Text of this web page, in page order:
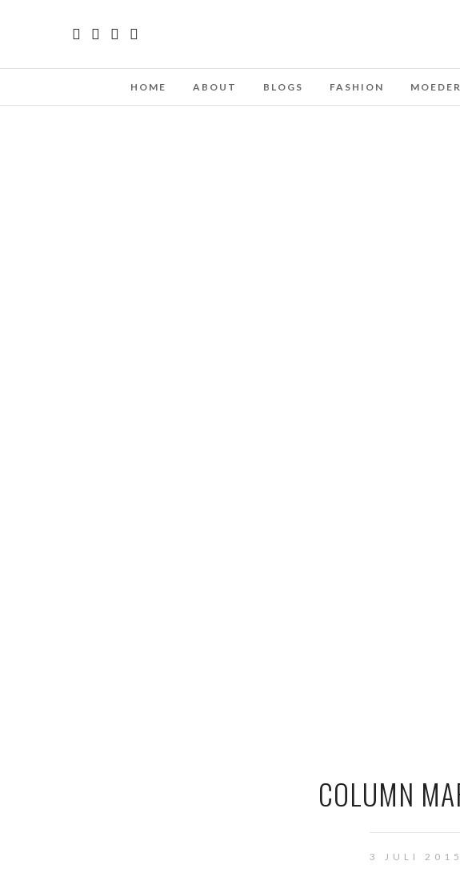
HOME ABOUT BLOGS FASHION
COLUMN
3 JULI